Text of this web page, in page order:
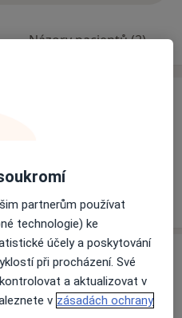
Názory pacientů (2)
nejsou k dispozici
partnerům používat
technologie) ke
účely a poskytování
při procházení. Své
a aktualizovat v
v zásadách ochrany